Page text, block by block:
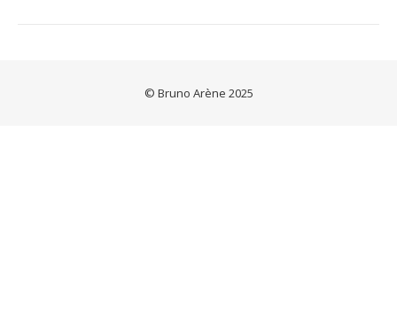
© Bruno Arène 2025